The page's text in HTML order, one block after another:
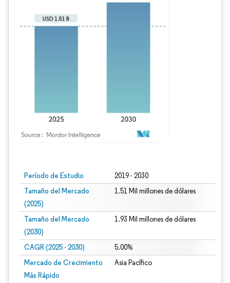
Período de Estudio 2019 - 2030
Tamaño del Mercado
(2025)
1.51 Mil millones de dólares
Tamaño del Mercado
(2030)
1.93 Mil millones de dólares
CAGR (2025 - 2030) 5.00%
Mercado de Crecimiento
Más Rápido
Asia Pacífico